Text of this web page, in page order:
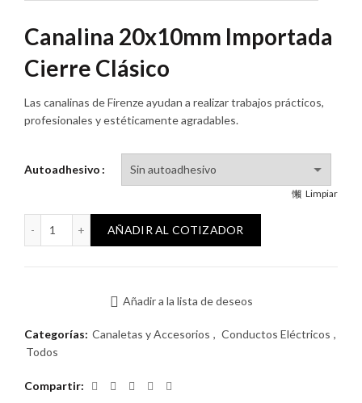
Canalina 20x10mm Importada
Cierre Clásico
Las canalinas de Firenze ayudan a realizar trabajos prácticos,
profesionales y estéticamente agradables.
Autoadhesivo
Limpiar
Canalina 20x10mm Importada Cierre Clásico cantidad
AÑADIR AL COTIZADOR
Añadir a la lista de deseos
Categorías: Canaletas y Accesorios , Conductos Eléctricos ,
Todos
Compartir